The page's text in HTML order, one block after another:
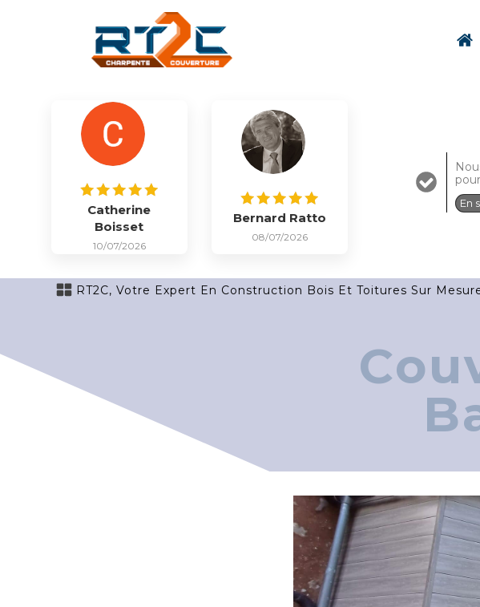
Catherine
Boisset
10/07/2026
Bernard Ratto
08/07/2026
En
RT2C, Votre Expert En Construction Bois Et Toitures Sur